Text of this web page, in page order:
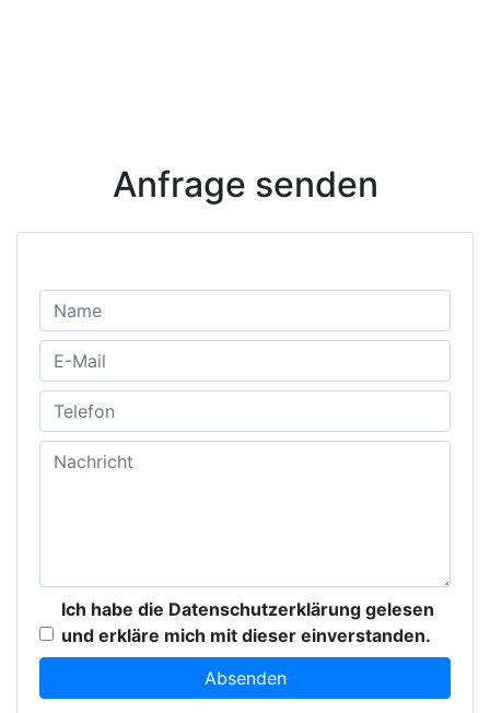
Anfrage senden
Ich habe die Datenschutzerklärung gelesen
und erkläre mich mit dieser einverstanden.